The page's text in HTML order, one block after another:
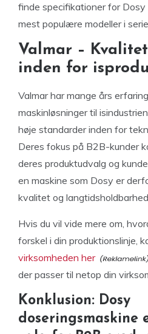
finde specifikationer for
mest populære modeller i
Valmar –
inden for
Valmar har mange års
maskinløsninger til
høje standarder inden for
Deres fokus på B2B-kunder
deres produktudvalg og
en maskine som Dosy er
kvalitet og
Hvis du vil vide mere om,
forskel i din produktionslinje,
virksomheden her
der passer til netop din
Konklusion: Dosy
doseringsmaskine